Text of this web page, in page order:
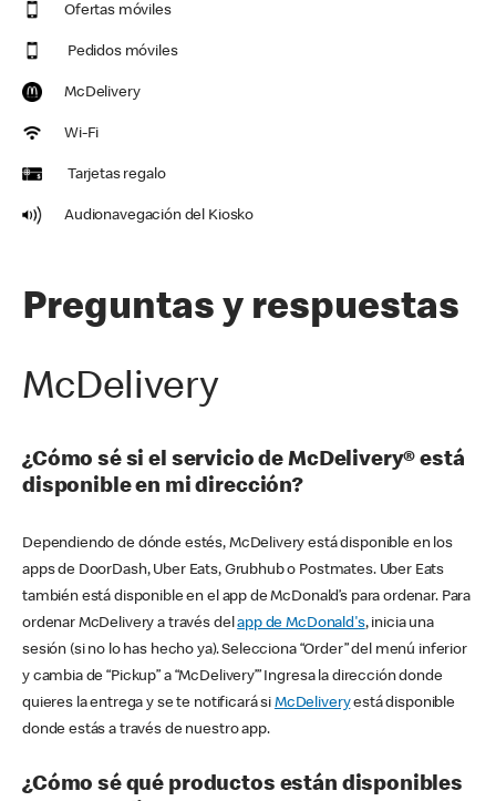
Ofertas móviles
Pedidos móviles
McDelivery
Wi-Fi
Tarjetas regalo
Audionavegación del Kiosko
Preguntas y respuestas
McDelivery
¿Cómo sé si el servicio de McDelivery® está
disponible en mi dirección?
Dependiendo de dónde estés, McDelivery está disponible en los
apps de DoorDash, Uber Eats, Grubhub o Postmates. Uber Eats
también está disponible en el app de McDonald’s para ordenar. Para
ordenar McDelivery a través delapp de McDonald's, inicia una
sesión (si no lo has hecho ya). Selecciona “Order” del menú inferior
y cambia de “Pickup” a “McDelivery’” Ingresa la dirección donde
quieres la entrega y se te notificará si McDeliveryestá disponible
donde estás a través de nuestro app.
¿Cómo sé qué productos están disponibles